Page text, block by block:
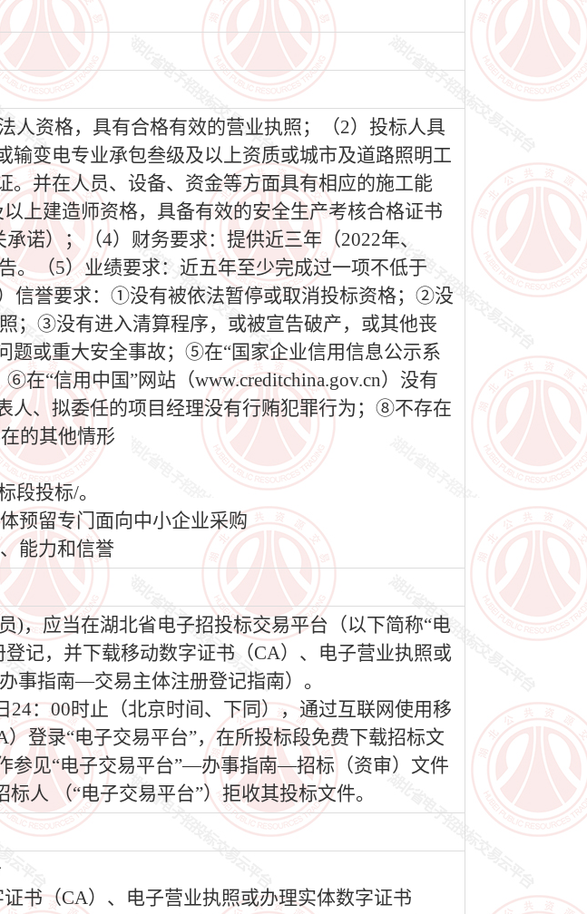
人资格，具有合格有效的营业执照；（2）投标人具
变电专业承包叁级及以上资质或城市及道路照明工
并在人员、设备、资金等方面具有相应的施工能
上建造师资格，具备有效的安全生产考核合格证书
诺）；（4）财务要求：提供近三年（2022年、
。（5）业绩要求：近五年至少完成过一项不低于
信誉要求：①没有被依法暂停或取消投标资格；②没
；③没有进入清算程序，或被宣告破产，或其他丧
或重大安全事故；⑤在“国家企业信用信息公示系
在“信用中国”网站（www.creditchina.gov.cn）没有
、拟委任的项目经理没有行贿犯罪行为；⑧不存在
的其他情形
段投标/。
预留专门面向中小企业采购
能力和信誉
)，应当在湖北省电子招投标交易平台（以下简称“电
记，并下载移动数字证书（CA）、电子营业执照或
事指南—交易主体注册登记指南）。
24：00时止（北京时间、下同），通过互联网使用移
登录“电子交易平台”，在所投标段免费下载招标文
参见“电子交易平台”—办事指南—招标（资审）文件
人 （“电子交易平台”）拒收其投标文件。
书（CA）、电子营业执照或办理实体数字证书